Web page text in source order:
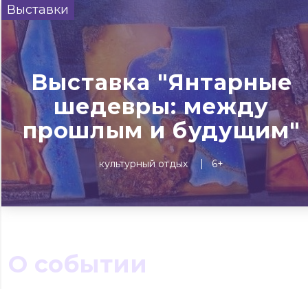
#билеты без комиссии
Завтра
Концерты Театр Детям Выставки
Выставки
Выставка "Янтарные
шедевры: между
прошлым и будущим"
культурный отдых 6+
О событии